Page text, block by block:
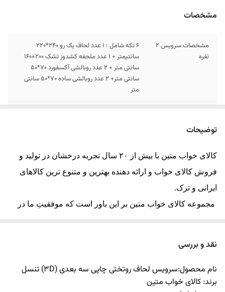
مشخصات
مشخصات سرویس 2
نفره
6 تکه شامل : 1 عدد لحاف یک رو 240*220
سانتیمتر + 1 عدد ملحفه کشدوز تشک 200×160
سانتی متر + 2 عدد روبالشی آکسفورد 70*50
سانتی متر+ 2 عدد روبالشی ساده 70*50 سانتی
متر
نفره
متر
توضیحات
کالای خواب متین با بیش از ۲۰ سال تجربه درخشان در تولید و
فروش کالای خواب و ارائه دهنده بهترین و متنوع ترین کالاهای
ایرانی و ترک.
مجموعه کالای خواب متین بر این باور است که موفقیتِ ما در
معتقد است با ارائه محصولات کالای خواب خوب و استاندارد، به
همراه جلب رضایت مصرف‌کننده، به سودآوری مورد نظر دست
خواهد یافت.
نقد و بررسی
نام محصول:سرویس لحاف روتختی چاپی سه بعدی(3D) تنسل
برند: کالای خواب متین